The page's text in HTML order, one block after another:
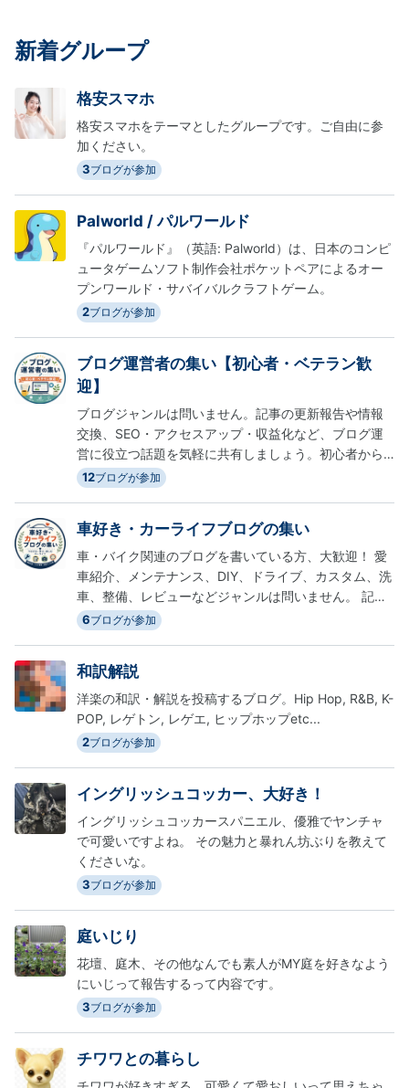
新着グループ
格安スマホ
格安スマホをテーマとしたグループです。ご自由に参
加ください。
3ブログが参加
Palworld / パルワールド
『パルワールド』（英語: Palworld）は、日本のコンピ
ュータゲームソフト制作会社ポケットペアによるオー
プンワールド・サバイバルクラフトゲーム。
2ブログが参加
ブログ運営者の集い【初心者・ベテラン歓
迎】
ブログジャンルは問いません。記事の更新報告や情報
交換、SEO・アクセスアップ・収益化など、ブログ運
営に役立つ話題を気軽に共有しましょう。初心者から
ベテランまで大歓迎！みんなで楽しくブログを続けら
12ブログが参加
車好き・カーライフブログの集い
車・バイク関連のブログを書いている方、大歓迎！ 愛
車紹介、メンテナンス、DIY、ドライブ、カスタム、洗
車、整備、レビューなどジャンルは問いません。 記事
の更新報告や情報交換をしながら、一緒にブログを盛
6ブログが参加
和訳解説
洋楽の和訳・解説を投稿するブログ。Hip Hop, R&B, K-
POP, レゲトン, レゲエ, ヒップホップetc...
2ブログが参加
イングリッシュコッカー、大好き！
イングリッシュコッカースパニエル、優雅でヤンチャ
で可愛いですよね。 その魅力と暴れん坊ぶりを教えて
くださいな。
3ブログが参加
庭いじり
花壇、庭木、その他なんでも素人がMY庭を好きなよう
にいじって報告するって内容です。
3ブログが参加
チワワとの暮らし